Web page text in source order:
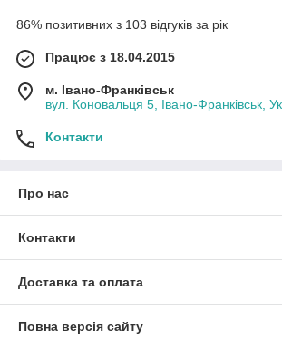
86% позитивних з 103 відгуків за рік
Працює з 18.04.2015
м. Івано-Франківськ
вул. Коновальця 5, Івано-Франківськ,
Контакти
Про нас
Контакти
Доставка та оплата
Повна версія сайту